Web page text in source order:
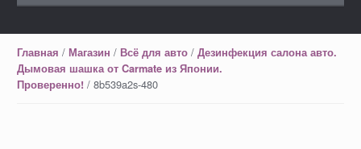
Главная / Магазин / Всё для авто/ Дезинфекция салона авто.
Дымовая шашка от Carmate из Японии.
Проверенно! / 8b539a2s-480